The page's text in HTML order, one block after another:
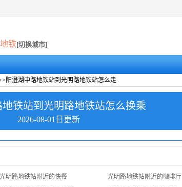
铁[切换城市]
阳澄湖中路地铁站到光明路地铁站怎么走
地铁站到光明路地铁站怎么换乘
2026-08-01日更新
光明路地铁站附近的快餐
光明路地铁站附近的咖啡厅